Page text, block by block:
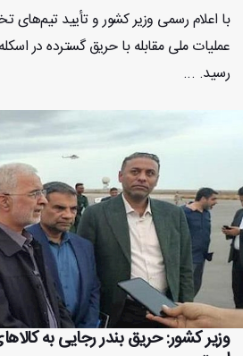
با اعلام رسمی وزیر کشور و تأیید
عملیات ملی مقابله با حریق گسترده در
رسید. ...
وزیر کشور: حریق بندر رجایی به